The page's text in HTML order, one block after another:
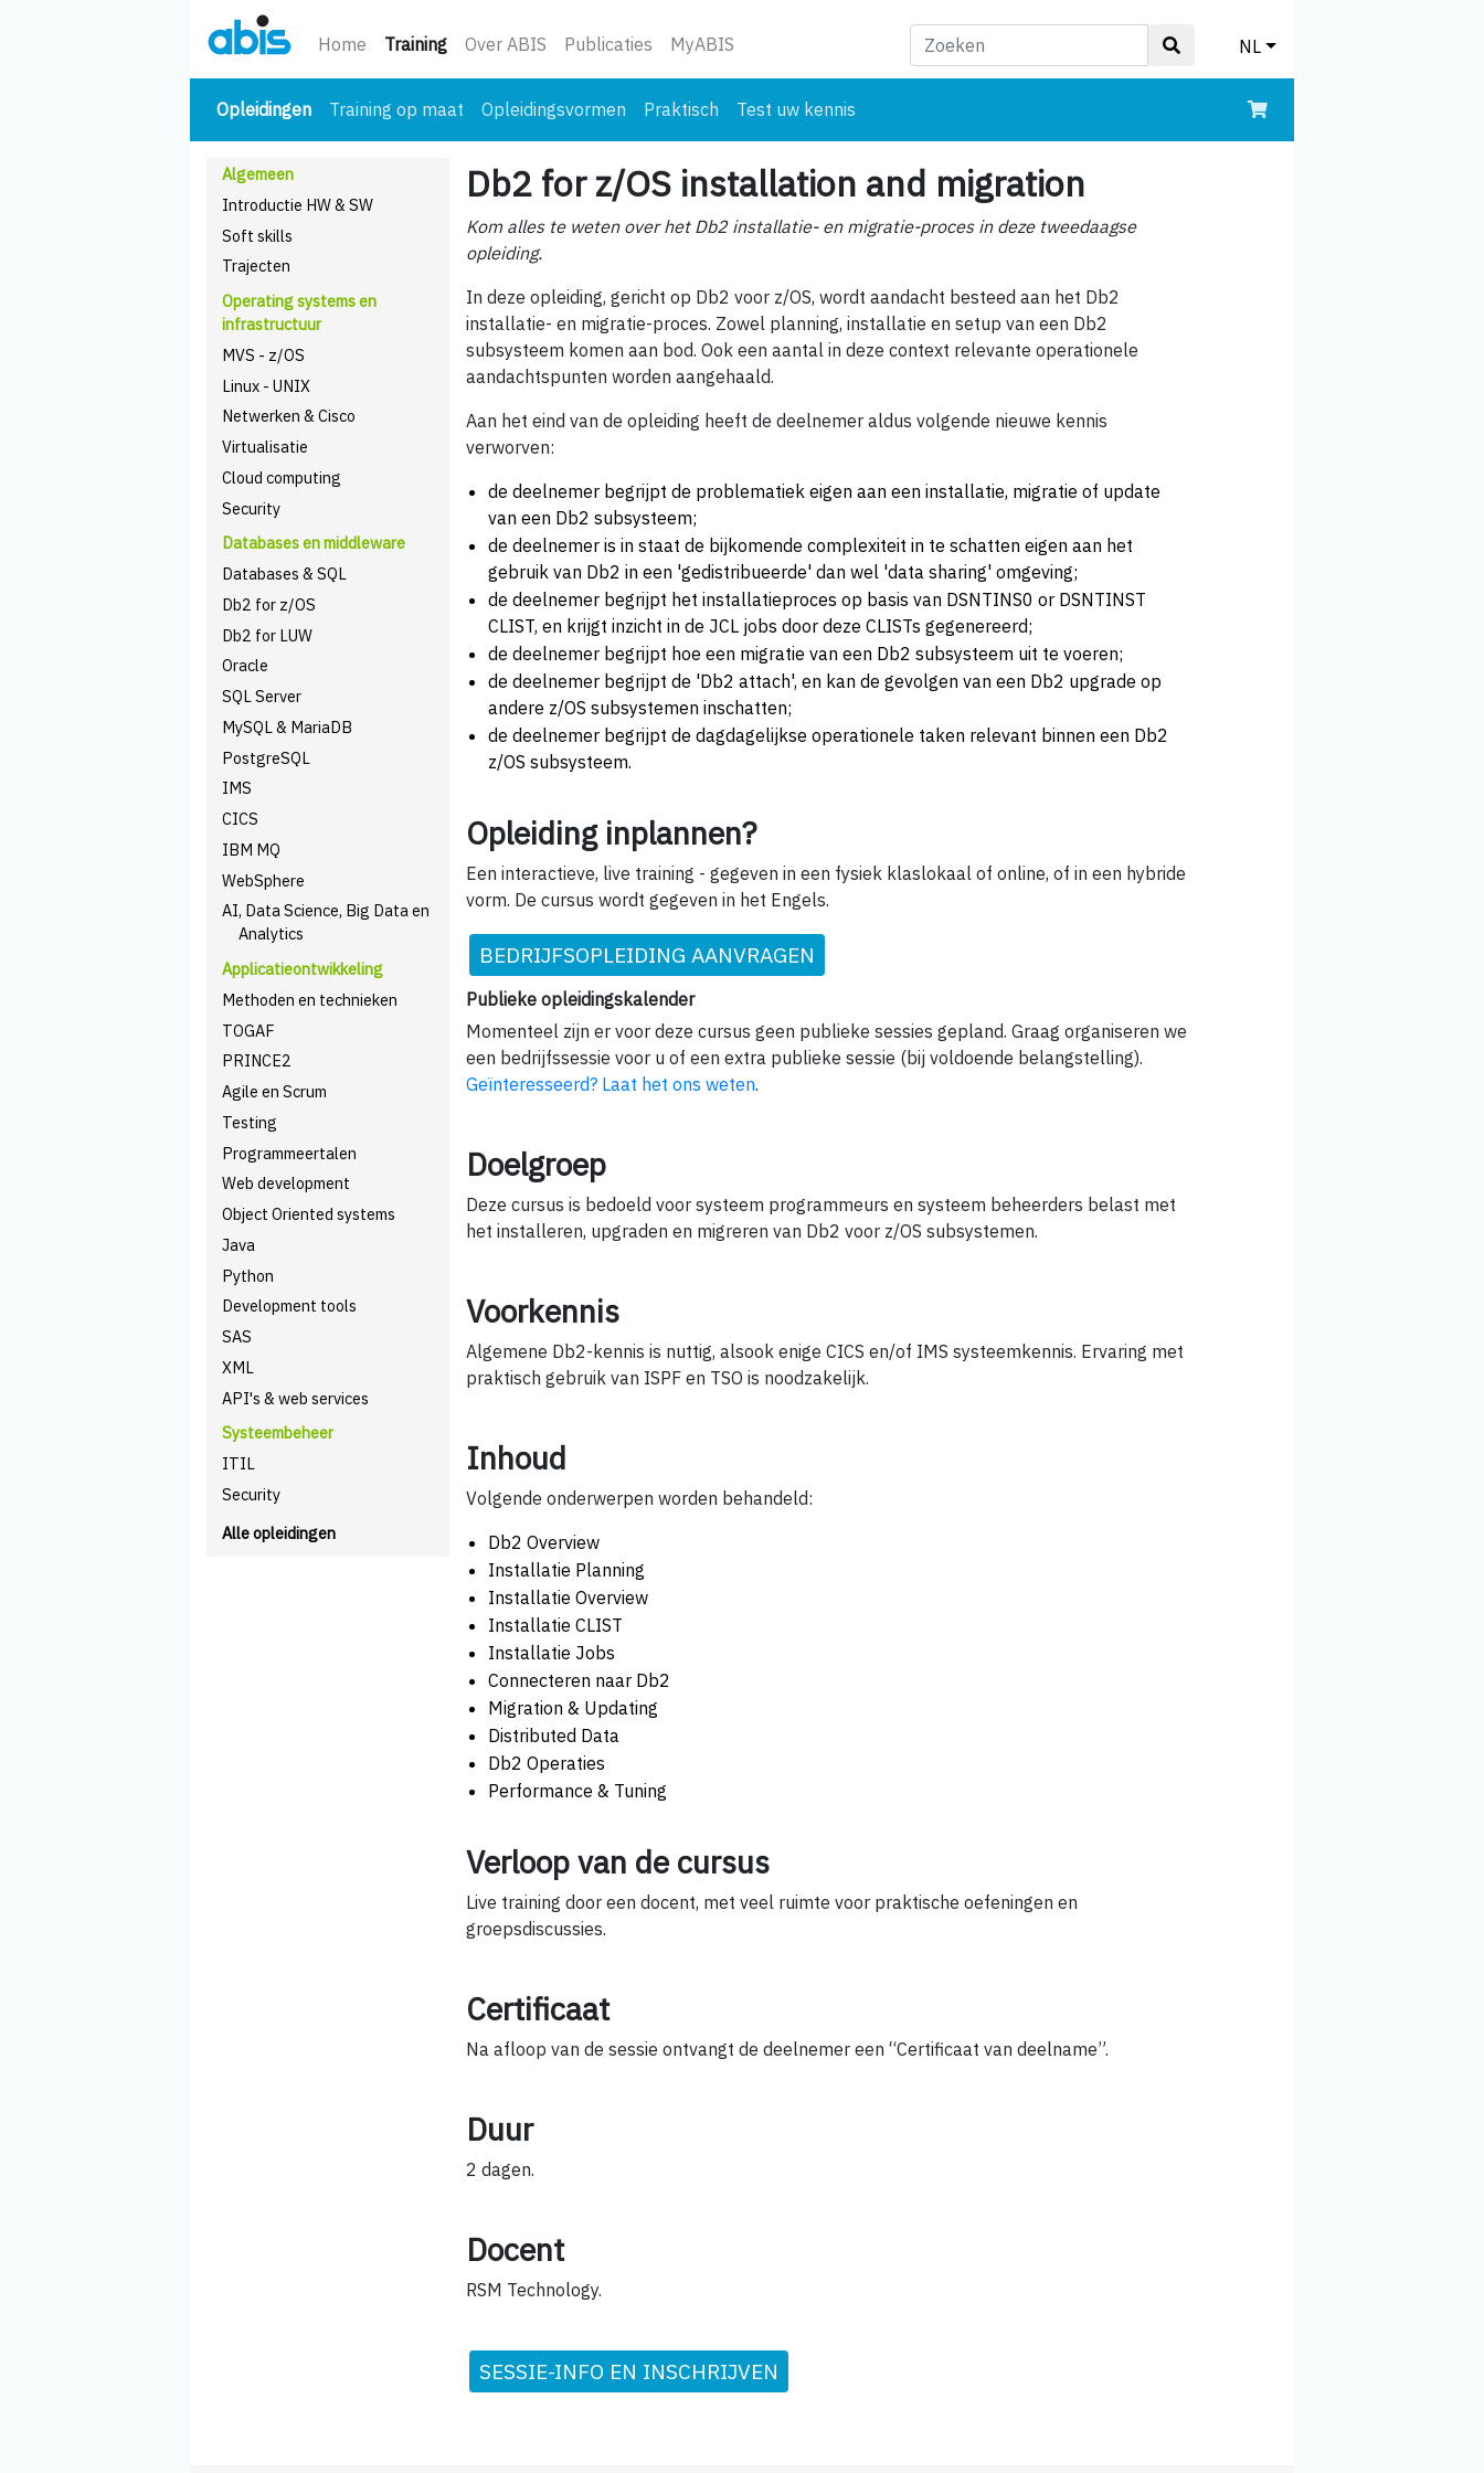
Home Training(huidige)
Over ABIS Publicaties MyABIS NL
Opleidingen(huidige)
Training op maat Opleidingsvormen Praktisch Test uw kennis
Algemeen
Introductie HW & SW
Soft skills
Trajecten
Operating systems en
infrastructuur
MVS - z/OS
Linux - UNIX
Netwerken & Cisco
Virtualisatie
Cloud computing
Security
Databases en middleware
Databases & SQL
Db2 for z/OS
Db2 for LUW
Oracle
SQL Server
MySQL & MariaDB
PostgreSQL
IMS
CICS
IBM MQ
WebSphere
AI, Data Science, Big Data en
Analytics
Applicatieontwikkeling
Methoden en technieken
TOGAF
PRINCE2
Agile en Scrum
Testing
Programmeertalen
Web development
Object Oriented systems
Java
Python
Development tools
SAS
XML
API's & web services
Systeembeheer
ITIL
Security
Alle opleidingen
Db2 for z/OS installation and migration
Kom alles te weten over het Db2 installatie- en migratie-proces in deze tweedaagse
opleiding.
In deze opleiding, gericht op Db2 voor z/OS, wordt aandacht besteed aan het Db2
installatie- en migratie-proces. Zowel planning, installatie en setup van een Db2
subsysteem komen aan bod. Ook een aantal in deze context relevante operationele
aandachtspunten worden aangehaald.
Aan het eind van de opleiding heeft de deelnemer aldus volgende nieuwe kennis
verworven:
de deelnemer begrijpt de problematiek eigen aan een installatie, migratie of update
van een Db2 subsysteem;
de deelnemer is in staat de bijkomende complexiteit in te schatten eigen aan het
gebruik van Db2 in een 'gedistribueerde' dan wel 'data sharing' omgeving;
de deelnemer begrijpt het installatieproces op basis van DSNTINS0 or DSNTINST
CLIST, en krijgt inzicht in de JCL jobs door deze CLISTs gegenereerd;
de deelnemer begrijpt hoe een migratie van een Db2 subsysteem uit te voeren;
de deelnemer begrijpt de 'Db2 attach', en kan de gevolgen van een Db2 upgrade op
andere z/OS subsystemen inschatten;
de deelnemer begrijpt de dagdagelijkse operationele taken relevant binnen een Db2
z/OS subsysteem.
Opleiding inplannen?
Een interactieve, live training - gegeven in een fysiek klaslokaal of online, of in een hybride
vorm. De cursus wordt gegeven in het Engels.
BEDRIJFSOPLEIDING AANVRAGEN
Publieke opleidingskalender
Momenteel zijn er voor deze cursus geen publieke sessies gepland. Graag organiseren we
een bedrijfssessie voor u of een extra publieke sessie (bij voldoende belangstelling).
Geïnteresseerd? Laat het ons weten.
Doelgroep
Deze cursus is bedoeld voor systeem programmeurs en systeem beheerders belast met
het installeren, upgraden en migreren van Db2 voor z/OS subsystemen.
Voorkennis
Algemene Db2-kennis is nuttig, alsook enige CICS en/of IMS systeemkennis. Ervaring met
praktisch gebruik van ISPF en TSO is noodzakelijk.
Inhoud
Volgende onderwerpen worden behandeld:
Db2 Overview
Installatie Planning
Installatie Overview
Installatie CLIST
Installatie Jobs
Connecteren naar Db2
Migration & Updating
Distributed Data
Db2 Operaties
Performance & Tuning
Verloop van de cursus
Live training door een docent, met veel ruimte voor praktische oefeningen en
groepsdiscussies.
Certificaat
Na afloop van de sessie ontvangt de deelnemer een “Certificaat van deelname”.
Duur
2 dagen.
Docent
RSM Technology.
SESSIE-INFO EN INSCHRIJVEN